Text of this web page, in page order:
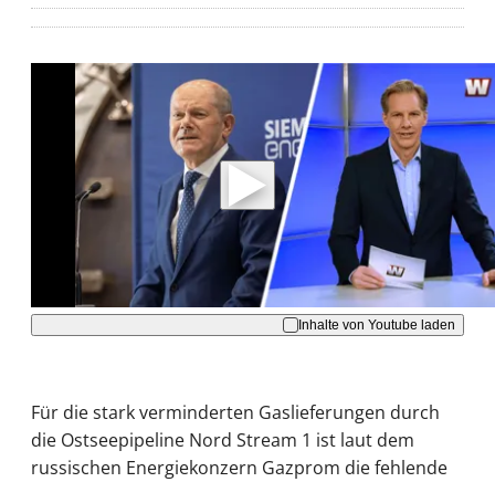
Mit der Wiedergabe dieses Videos werden
Daten an Youtube übertragen.
Hinweise dazu erhalten Sie in der Datenschutzerklärung
Akzeptieren
Inhalte von Youtube laden
Für die stark verminderten Gaslieferungen durch
die Ostseepipeline Nord Stream 1 ist laut dem
russischen Energiekonzern Gazprom die fehlende